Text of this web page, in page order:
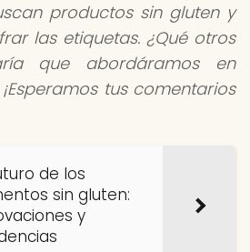
productos sin gluten y
las etiquetas. ¿Qué otros
que abordáramos en
tus comentarios
de los
sin gluten:
y